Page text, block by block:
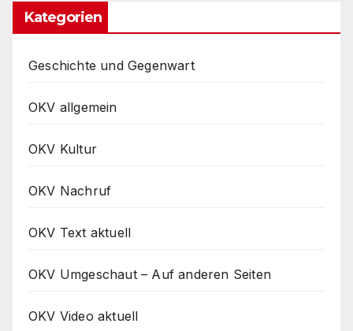
Kategorien
Geschichte und Gegenwart
OKV allgemein
OKV Kultur
OKV Nachruf
OKV Text aktuell
OKV Umgeschaut – Auf anderen Seiten
OKV Video aktuell